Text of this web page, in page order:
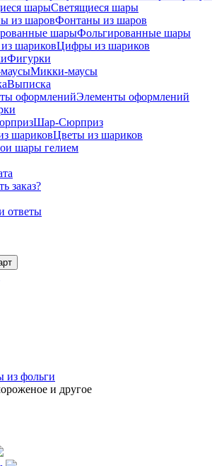
Светящиеся шары
Фонтаны из шаров
Фольгированные шары
Цифры из шариков
Фигурки
Микки-маусы
Выписка
Элементы оформлений
Шар-Сюрприз
Цветы из шариков
шары гелием
заказ?
ответы
фольги
и другое